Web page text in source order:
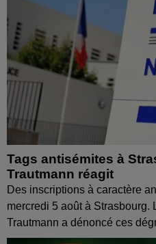
Tags antisémites à
Trautmann réagit
Des inscriptions à caractère
mercredi 5 août à Strasbourg.
Trautmann a dénoncé ces